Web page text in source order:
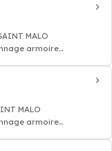
MALO
armoire
MALO
armoire